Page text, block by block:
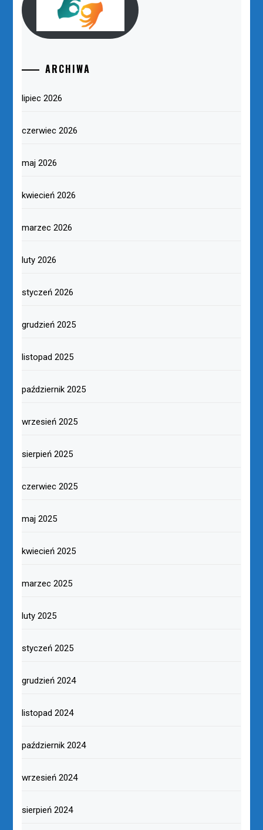
ARCHIWA
lipiec 2026
czerwiec 2026
maj 2026
kwiecień 2026
marzec 2026
luty 2026
styczeń 2026
grudzień 2025
listopad 2025
październik 2025
wrzesień 2025
sierpień 2025
czerwiec 2025
maj 2025
kwiecień 2025
marzec 2025
luty 2025
styczeń 2025
grudzień 2024
listopad 2024
październik 2024
wrzesień 2024
sierpień 2024